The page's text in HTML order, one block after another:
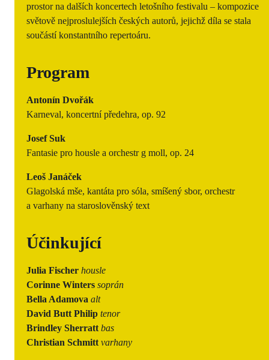
prostor na dalších koncertech letošního festivalu – kompozice
světově nejproslulejších českých autorů, jejichž díla se stala
součástí konstantního repertoáru.
Program
Antonín Dvořák
Karneval, koncertní předehra, op. 92
Josef Suk
Fantasie pro housle a orchestr g moll, op. 24
Leoš Janáček
Glagolská mše, kantáta pro sóla, smíšený sbor, orchestr
a varhany na staroslověnský text
Účinkující
Julia Fischer housle
Corinne Winters soprán
Bella Adamova alt
David Butt Philip tenor
Brindley Sherratt bas
Christian Schmitt varhany